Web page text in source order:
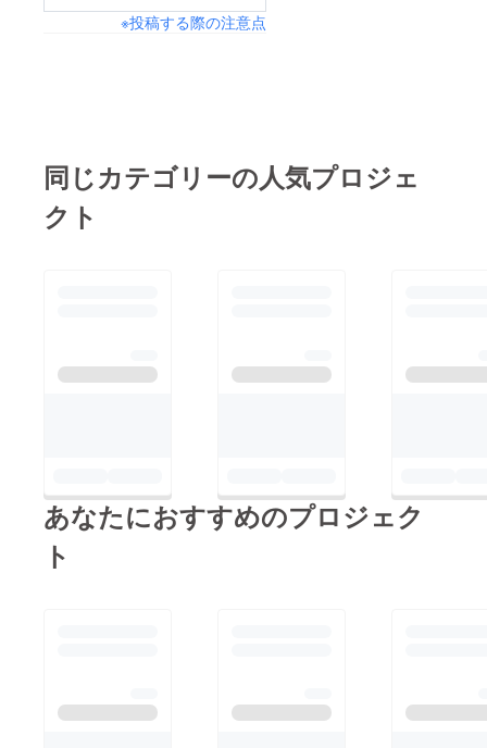
※投稿する際の注意点
同じカテゴリーの人気プロジェ
クト
あなたにおすすめのプロジェク
ト